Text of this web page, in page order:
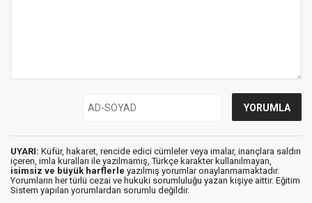
UYARI: Küfür, hakaret, rencide edici cümleler veya imalar, inançlara saldırı
içeren, imla kuralları ile yazılmamış, Türkçe karakter kullanılmayan,
isimsiz ve büyük harflerle yazılmış yorumlar onaylanmamaktadır.
Yorumların her türlü cezai ve hukuki sorumluluğu yazan kişiye aittir. Eğitim
Sistem yapılan yorumlardan sorumlu değildir.